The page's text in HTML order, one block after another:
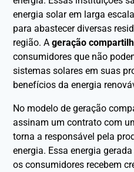
energia solar em larga
para abastecer diversas
região. Ageração
consumidores que não
sistemas solares em suas
benefícios da energia
No modelo de geração
assinam um contrato com
torna a responsável pela
energia. Essa energia
os consumidores recebem